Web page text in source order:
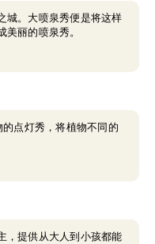
城。大喷泉秀便是将这样
美丽的喷泉秀。
点灯秀，将植物不同的
，提供从大人到小孩都能